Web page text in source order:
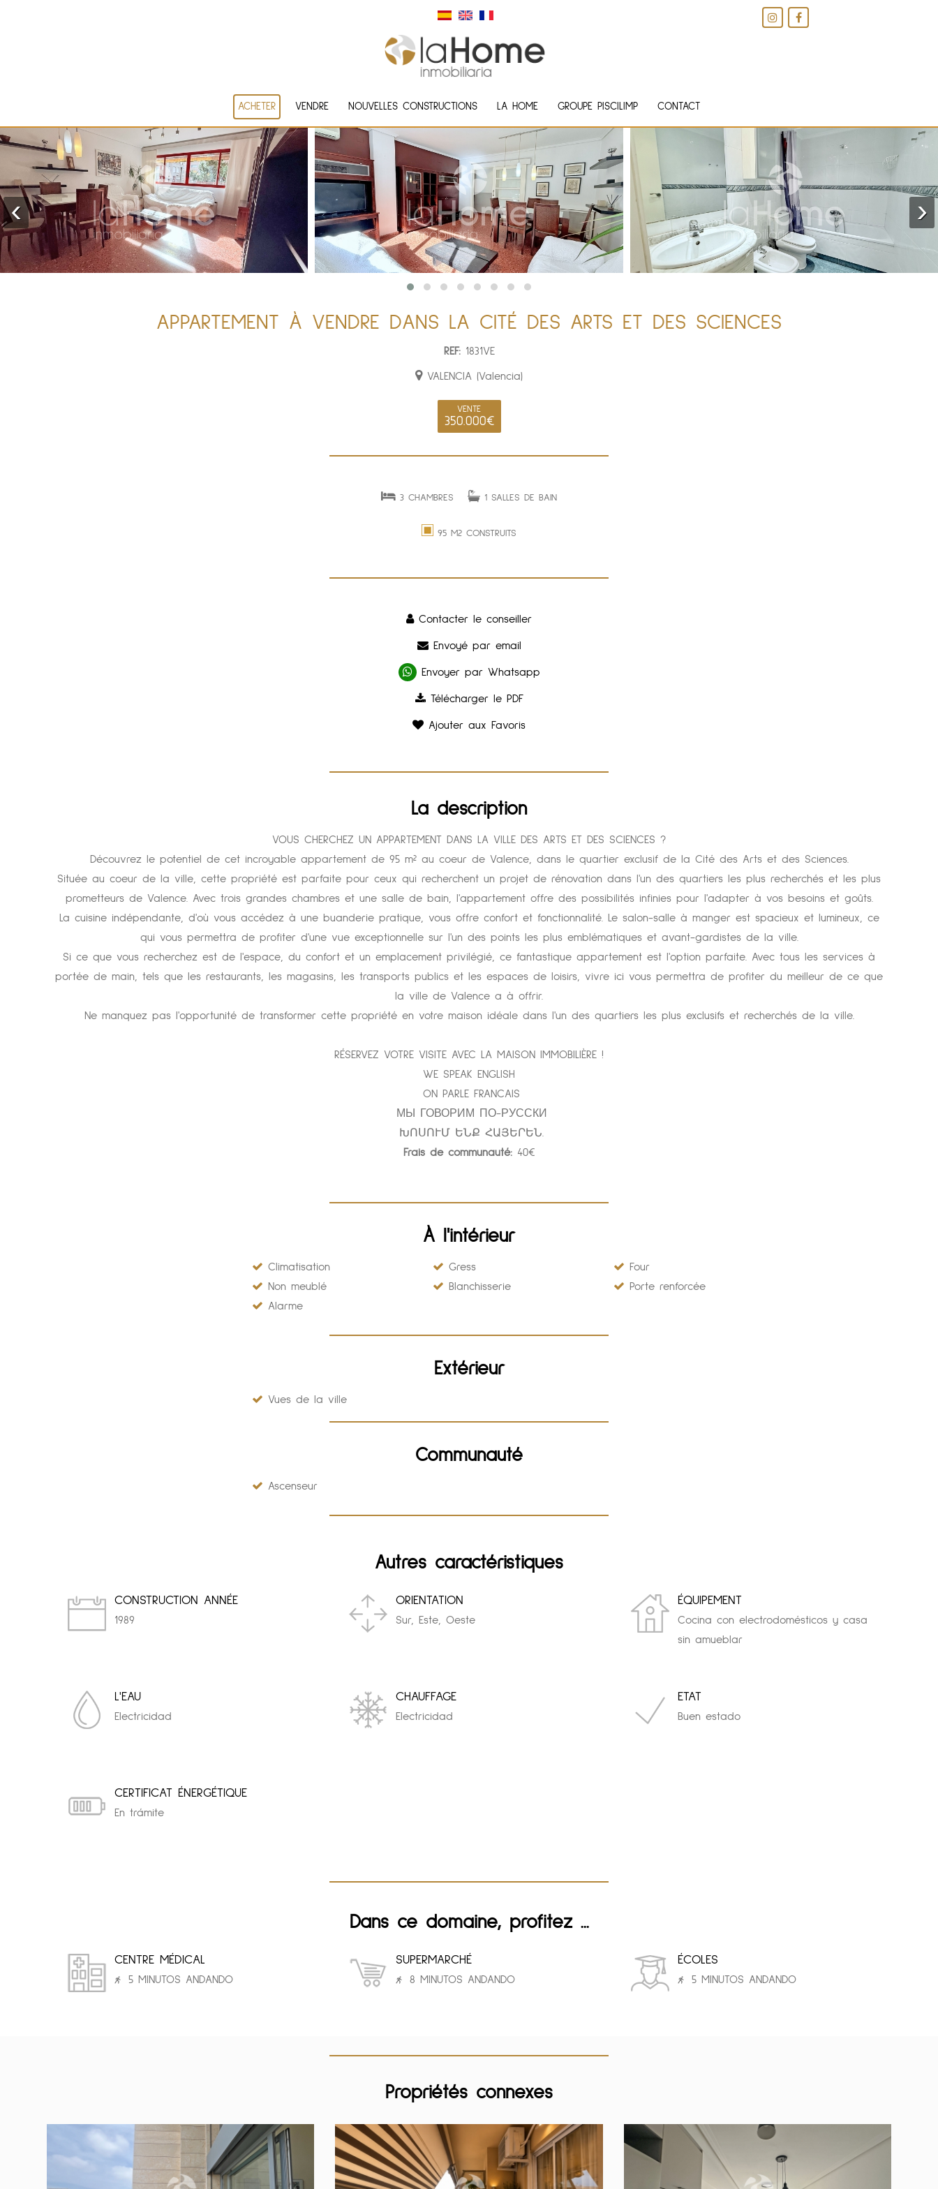
ACHETER VENDRE NOUVELLES CONSTRUCTIONS LA HOME GROUPE PISCILIMP CONTACT
‹ ›
APPARTEMENT À VENDRE DANS LA CITÉ DES ARTS ET DES SCIENCES
REF:1831VE
VALENCIA (Valencia)
VENTE
350.000€
3 CHAMBRES 1 SALLES DE BAIN
95 M2 CONSTRUITS
Contacter le conseiller
Envoyé par email
Envoyer par Whatsapp
Télécharger le PDF
Ajouter aux Favoris
La description
VOUS CHERCHEZ UN APPARTEMENT DANS LA VILLE DES ARTS ET DES SCIENCES ?
Découvrez le potentiel de cet incroyable appartement de 95 m² au coeur de Valence, dans le quartier exclusif de la Cité des Arts et des Sciences.
Située au coeur de la ville, cette propriété est parfaite pour ceux qui recherchent un projet de rénovation dans l'un des quartiers les plus recherchés et les plus
prometteurs de Valence. Avec trois grandes chambres et une salle de bain, l'appartement offre des possibilités infinies pour l'adapter à vos besoins et goûts.
La cuisine indépendante, d'où vous accédez à une buanderie pratique, vous offre confort et fonctionnalité. Le salon-salle à manger est spacieux et lumineux, ce
qui vous permettra de profiter d'une vue exceptionnelle sur l'un des points les plus emblématiques et avant-gardistes de la ville.
Si ce que vous recherchez est de l'espace, du confort et un emplacement privilégié, ce fantastique appartement est l'option parfaite. Avec tous les services à
portée de main, tels que les restaurants, les magasins, les transports publics et les espaces de loisirs, vivre ici vous permettra de profiter du meilleur de ce que
la ville de Valence a à offrir.
Ne manquez pas l'opportunité de transformer cette propriété en votre maison idéale dans l'un des quartiers les plus exclusifs et recherchés de la ville.
RÉSERVEZ VOTRE VISITE AVEC LA MAISON IMMOBILIÈRE !
WE SPEAK ENGLISH
ON PARLE FRANCAIS
МЫ ГОВОРИМ ПО-РУССКИ
ԽՈՍՈՒՄ ԵՆՔ ՀԱՅԵՐԵՆ.
Frais de communauté:40€
À l'intérieur
Climatisation Gress
Four
Non meublé
Blanchisserie
Porte renforcée
Alarme
Extérieur
Vues de la ville
Communauté
Ascenseur
Autres caractéristiques
CONSTRUCTION ANNÉE
1989
ORIENTATION
Sur, Este, Oeste
ÉQUIPEMENT
Cocina con electrodomésticos y casa
sin amueblar
L'EAU
Electricidad
CHAUFFAGE
Electricidad
ETAT
Buen estado
CERTIFICAT ÉNERGÉTIQUE
En trámite
Dans ce domaine, profitez ...
CENTRE MÉDICAL
5 MINUTOS ANDANDO
SUPERMARCHÉ
8 MINUTOS ANDANDO
ÉCOLES
5 MINUTOS ANDANDO
Propriétés connexes